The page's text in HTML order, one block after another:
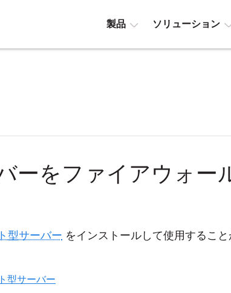
製品 ソリューション
ーをファイアウォー
型サーバー をインストールして使用すること
型サーバー